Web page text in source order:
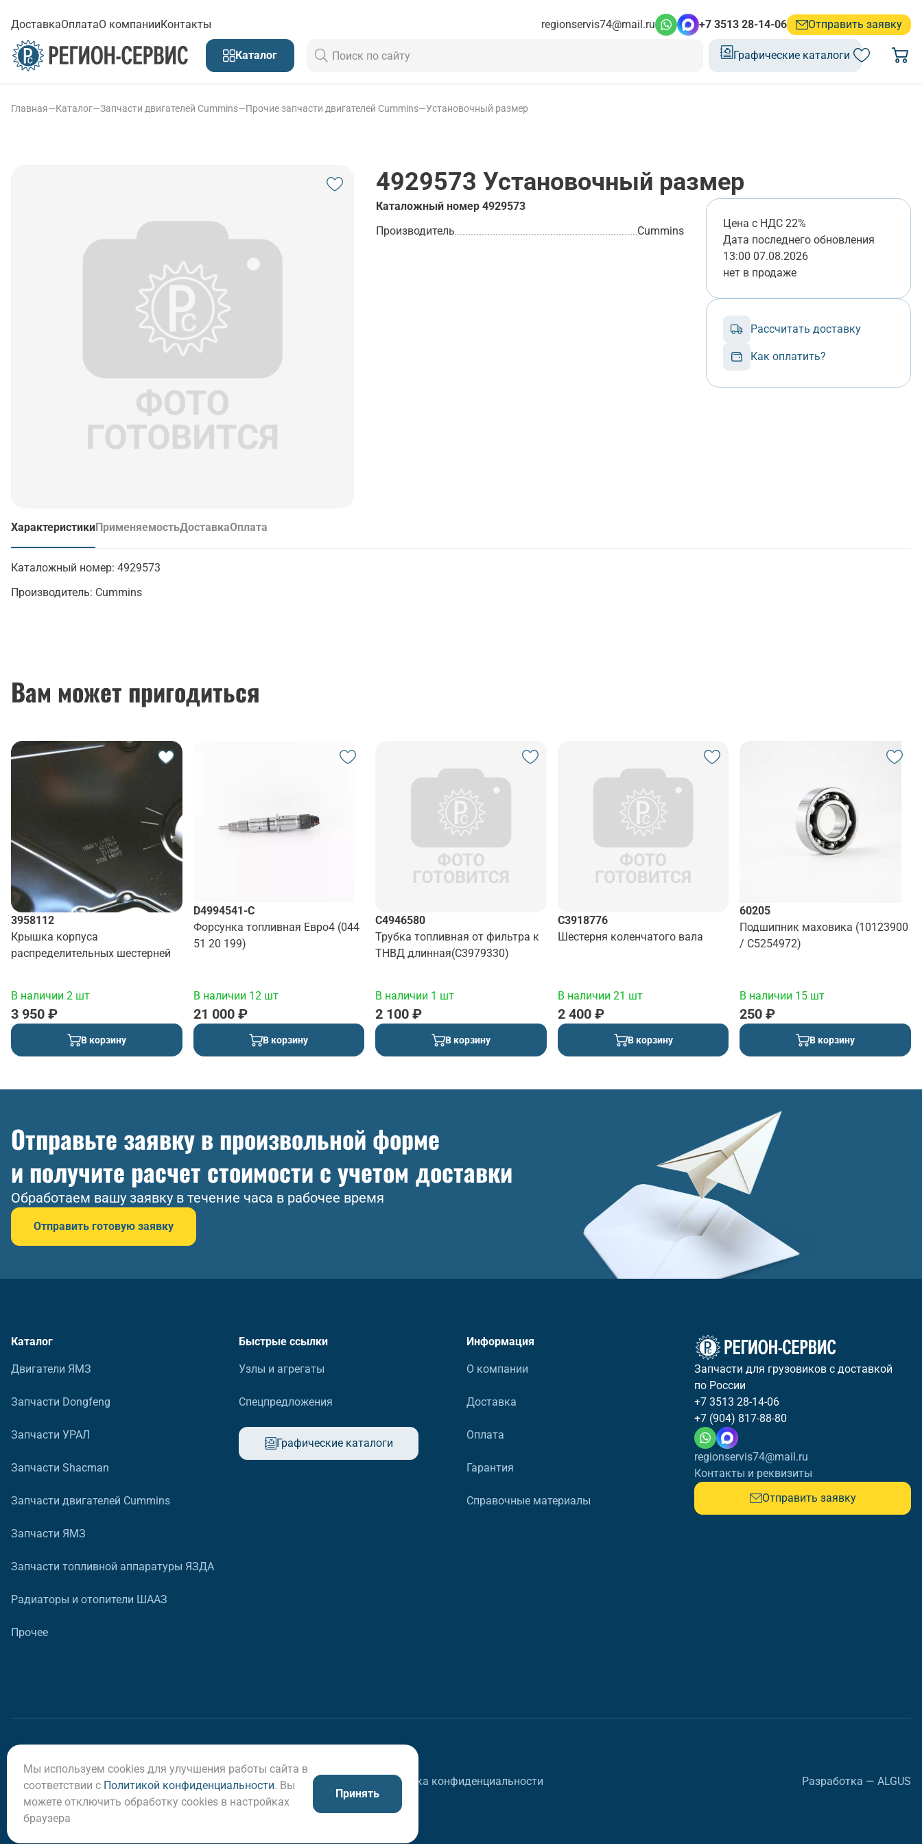
ДоставкаОплатаО компанииКонтакты regionservis74@mail.ru +7 3513 28-14-06 Отправить заявку
Каталог Графические каталоги
Главная—Каталог—Запчасти двигателей Cummins—Прочие запчасти двигателей Cummins—Установочный размер
4929573 Установочный размер
Каталожный номер 4929573
Производитель
Cummins
Цена с НДС 22%
Дата последнего обновления
13:00 07.08.2026
нет в продаже
Рассчитать доставку
Как оплатить?
Характеристики
(активная вкладка)
ПрименяемостьДоставкаОплата
Каталожный номер: 4929573
Производитель: Cummins
Вам может пригодиться
3958112
Крышка корпуса
распределительных шестерней
В наличии 2 шт
3 950 ₽
В корзину
D4994541-C
Форсунка топливная Евро4 (044
51 20 199)
В наличии 12 шт
21 000 ₽
В корзину
C4946580
Трубка топливная от фильтра к
ТНВД длинная(C3979330)
В наличии 1 шт
2 100 ₽
В корзину
C3918776
Шестерня коленчатого вала
В наличии 21 шт
2 400 ₽
В корзину
60205
Подшипник маховика (10123900
/ C5254972)
В наличии 15 шт
250 ₽
В корзину
Отправьте заявку в произвольной форме
и получите расчет стоимости с учетом доставки
Обработаем вашу заявку в течение часа в рабочее время
Отправить готовую заявку
Каталог
Двигатели ЯМЗ
Запчасти Dongfeng
Запчасти УРАЛ
Запчасти Shacman
Запчасти двигателей Cummins
Запчасти ЯМЗ
Запчасти топливной аппаратуры ЯЗДА
Радиаторы и отопители ШААЗ
Прочее
Быстрые ссылки
Узлы и агрегаты
Спецпредложения
Графические каталоги
Информация
О компании
Доставка
Оплата
Гарантия
Справочные материалы
Запчасти для грузовиков с доставкой
по России
+7 3513 28-14-06
+7 (904) 817-88-80
regionservis74@mail.ru
Контакты и реквизиты
Отправить заявку
© ООО «Регион-Сервис», 2026 Политика конфиденциальности Разработка — ALGUS
Мы используем cookies для улучшения работы сайта в
соответствии с Политикой конфиденциальности. Вы
можете отключить обработку cookies в настройках
браузера
Принять